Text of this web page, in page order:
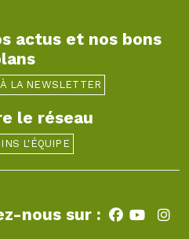
actus et nos bons
LA NEWSLETTER
le réseau
L'ÉQUIPE
nous sur :